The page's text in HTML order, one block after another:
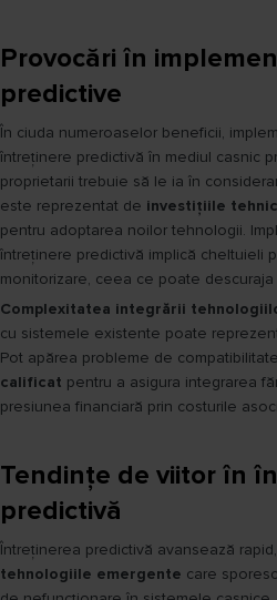
Provocări în
predictive
În ciuda numeroaselor beneficii,
întreținere predictivă în mediul casnic
proprietarii trebuie să le ia în
este reprezentat de investițiile
pentru adoptarea noilor tehnologii.
întreținere predictivă implică cheltuieli
monitorizare, ceea ce poate
Complexitatea integrării
cu sistemele existente poate
Pot apărea probleme de
calificat pentru a asigura integrarea
presiunea financiară prin costurile
Tendințe de viitor în
predictivă
Întreținerea predictivă avansează
tehnologiile emergente care